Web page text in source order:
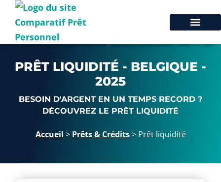
PRÊT LIQUIDITÉ - BELGIQUE -
2025
BESOIN D'ARGENT EN UN TEMPS RECORD ?
DÉCOUVREZ LE PRÊT LIQUIDITÉ
Accueil > Prêts & Crédits> Prêt liquidité